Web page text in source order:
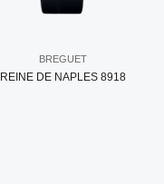
BREGUET
REINE DE NAPLES 8918